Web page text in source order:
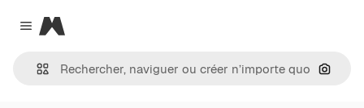
Close menu
Magnific